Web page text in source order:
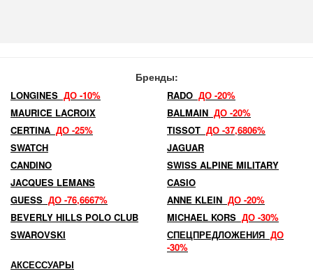
Бренды:
LONGINES ДО -10% RADO ДО -20%
MAURICE LACROIX
BALMAIN ДО -20%
CERTINA ДО -25% TISSOT ДО -37,6806%
SWATCH
JAGUAR
CANDINO
SWISS ALPINE MILITARY
JACQUES LEMANS
CASIO
GUESS ДО -76,6667% ANNE KLEIN ДО -20%
BEVERLY HILLS POLO CLUB
MICHAEL KORS ДО -30%
SWAROVSKI
СПЕЦПРЕДЛОЖЕНИЯ ДО
-30%
АКСЕССУАРЫ